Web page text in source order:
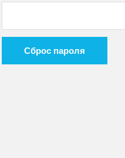
Сброс пароля